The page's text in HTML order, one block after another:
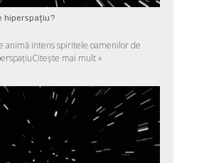
hiperspaţiu?
animă intens spiritele oamenilor de
Citește mai mult »